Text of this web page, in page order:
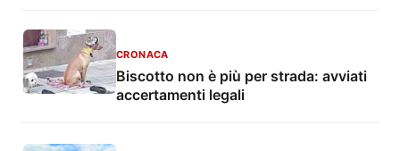
CRONACA
Biscotto non è più per strada: avviati
accertamenti legali